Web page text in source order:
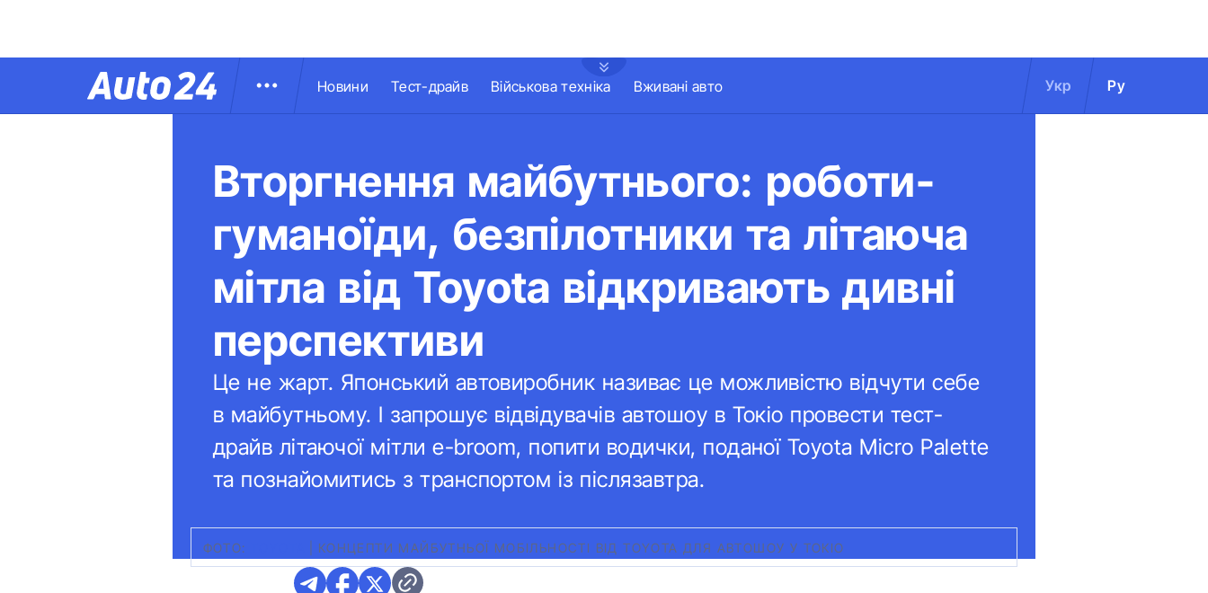
Новини Тест-драйв Військова техніка Вживані авто Укр Ру
Вторгнення майбутнього: роботи-
гуманоїди, безпілотники та літаюча
мітла від Toyota відкривають дивні
перспективи
Це не жарт. Японський автовиробник називає це можливістю відчути себе
в майбутньому. І запрошує відвідувачів автошоу в Токіо провести тест-
драйв літаючої мітли e-broom, попити водички, поданої Toyota Micro Palette
та познайомитись з транспортом із післязавтра.
ФОТО: КОНЦЕПТИ МАЙБУТНЬОЇ МОБІЛЬНОСТІ ВІД TOYOTA ДЛЯ АВТОШОУ У ТОКІО